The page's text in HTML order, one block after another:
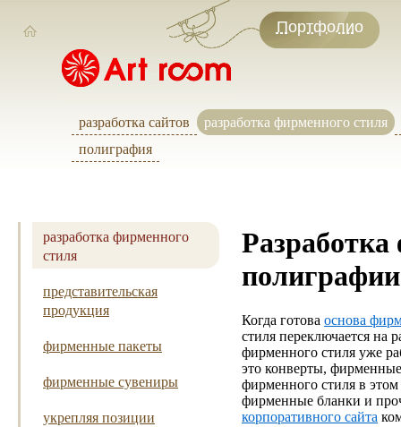
Портфолио
разработка сайтов
разработка фирменного стиля
полиграфия
разработка фирменного
стиля
представительская
продукция
фирменные пакеты
фирменные сувениры
укрепляя позиции
полиграфии
Когда готова основа
стиля переключается на
фирменного стиля уже
это конверты,
фирменного стиля в этом
фирменные бланки и
корпоративного сайта